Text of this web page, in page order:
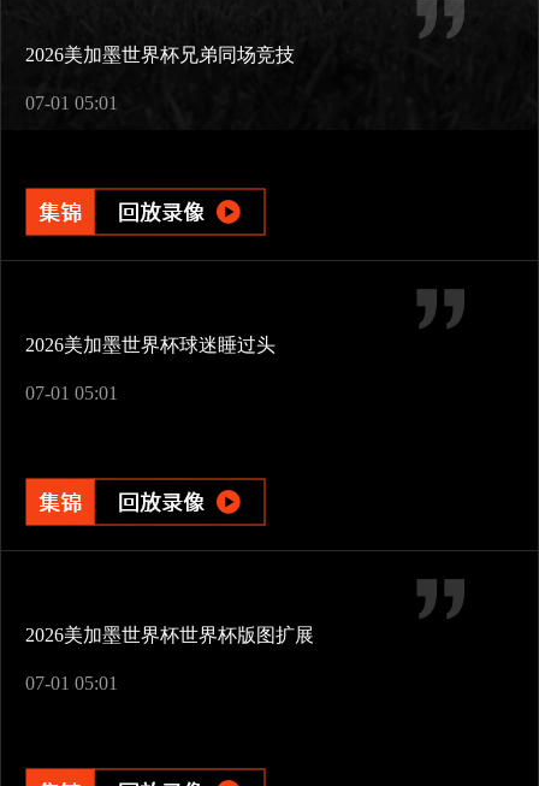
2026美加墨世界杯兄弟同场竞技
07-01 05:01
2026美加墨世界杯球迷睡过头
07-01 05:01
2026美加墨世界杯世界杯版图扩展
07-01 05:01